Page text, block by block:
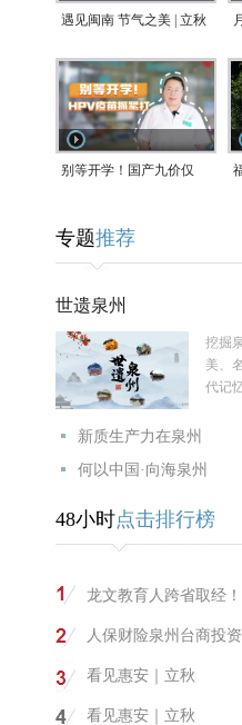
遇见闽南 节气之美 | 立秋
别等开学！国产九价仅
紧打
专题推荐
世遗泉州
挖掘
美、
代记
新质生产力在泉州
何以中国·向海泉州
48小时点击排行榜
龙文教育人跨省取经！
人保财险泉州台商投
看见惠安｜立秋
看见惠安｜立秋